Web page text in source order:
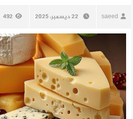
saeed 22 ديسمبر، 2025 492